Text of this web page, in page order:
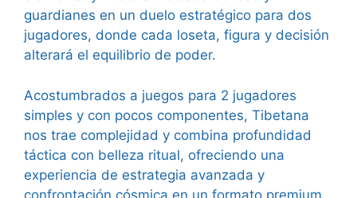
guardianes en un duelo estratégico para dos
jugadores, donde cada loseta, figura y decisión
alterará el equilibrio de poder.
Acostumbrados a juegos para 2 jugadores
simples y con pocos componentes, Tibetana
nos trae complejidad y combina profundidad
táctica con belleza ritual, ofreciendo una
experiencia de estrategia avanzada y
confrontación cósmica en un formato premium.